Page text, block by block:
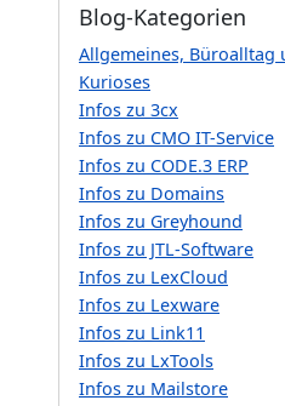
Blog-Kategorien
Allgemeines, Büroalltag
Kurioses
Infos zu 3cx
Infos zu CMO IT-Service
Infos zu CODE.3 ERP
Infos zu Domains
Infos zu Greyhound
Infos zu JTL-Software
Infos zu LexCloud
Infos zu Lexware
Infos zu Link11
Infos zu LxTools
Infos zu Mailstore